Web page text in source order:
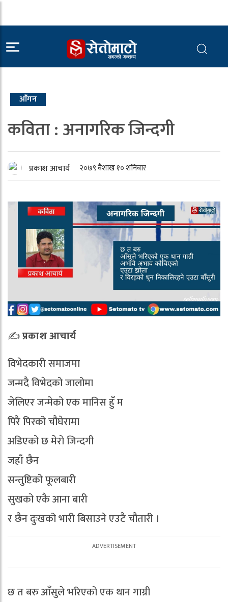
आँगन
कविता : अनागरिक जिन्दगी
प्रकाश आचार्य २०७९ बैशाख १० शनिबार
✍️प्रकाश आचार्य
विभेदकारी समाजमा
जन्मदै विभेदको जालोमा
जेलिएर जन्मेको एक मानिस हुँ म
पिरै पिरको चौघेरामा
अडिएको छ मेरो जिन्दगी
जहाँ छैन
सन्तुष्टिको फूलबारी
सुखको एकै आना बारी
र छैन दुःखको भारी बिसाउने एउटै चौतारी ।
छ त बरु आँसुले भरिएको एक थान गाग्री